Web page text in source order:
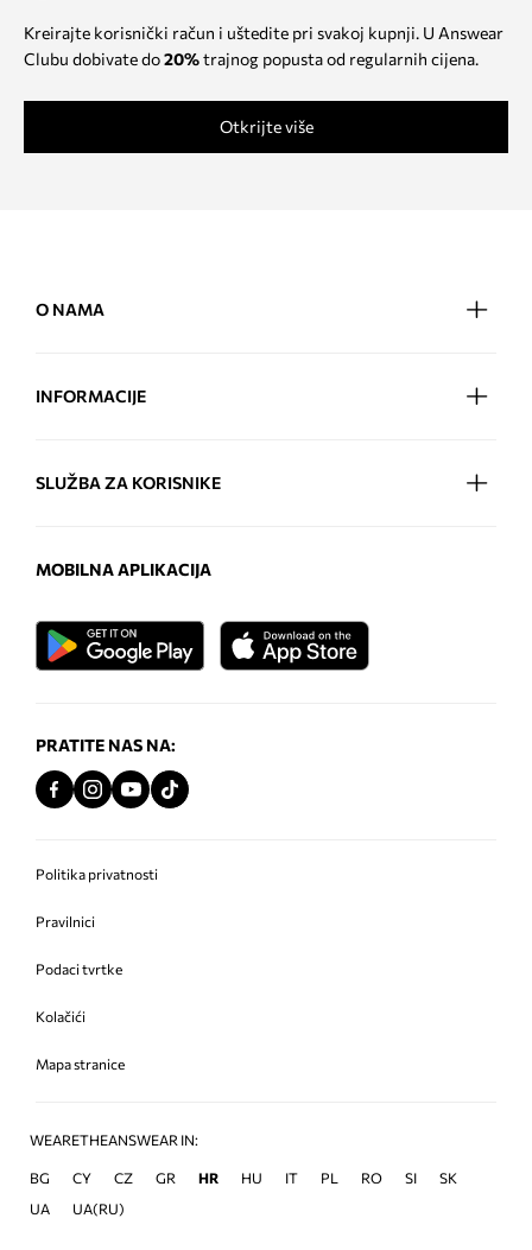
Kreirajte korisnički račun i uštedite pri svakoj kupnji. U Answear
Clubu dobivate do20%trajnog popusta od regularnih cijena.
Otkrijte više
O NAMA
INFORMACIJE
SLUŽBA ZA KORISNIKE
MOBILNA APLIKACIJA
PRATITE NAS NA:
Politika privatnosti
Pravilnici
Podaci tvrtke
Kolačići
Mapa stranice
WEARETHEANSWEAR IN:
BG CY CZ GR HR HU IT PL RO SI
SK
UA
UA(RU)